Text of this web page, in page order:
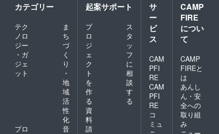
カテゴリー
テク
ノロ
ジー
・ガ
ジェ
ット
ま
ち
づ
く
り
・
地
域
活
性
化
プロ
音
起案サポート
プ
ロ
ジ
ェ
ク
ト
を
作
る
ス
タ
ッ
フ
に
相
談
す
る
資
料
請
サ
ー
ビ
ス
CAM
PFI
RE
CAM
PFI
RE
コ
ミュ
CAMP
FIRE
につい
て
CAMP
FIREと
は
あんし
ん・安
全への
取り組
み